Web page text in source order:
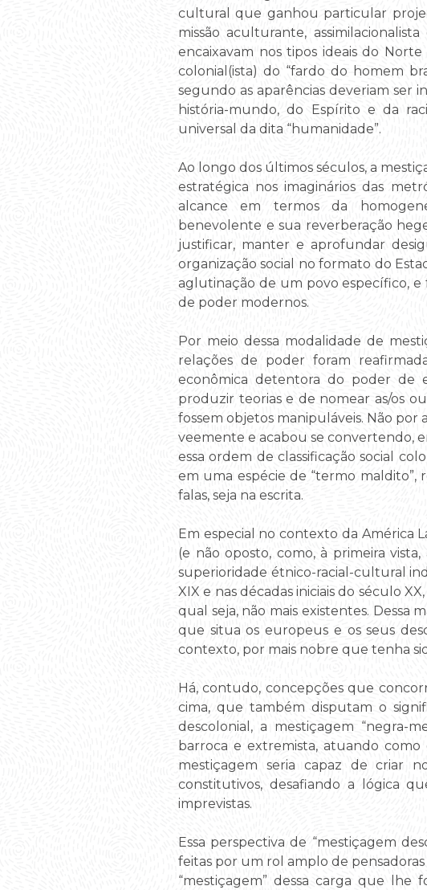
cultural que ganhou particular
missão aculturante,
encaixavam nos tipos ideais do
colonial(ista) do “fardo do homem
segundo as aparências deveriam ser
história-mundo, do Espírito e da
universal da dita “humanidade”.
Ao longo dos últimos séculos, a
estratégica nos imaginários das
alcance em termos da
benevolente e sua reverberação
justificar, manter e aprofundar
organização social no formato do
aglutinação de um povo específico,
de poder modernos.
Por meio dessa modalidade de
relações de poder foram
econômica detentora do poder de
produzir teorias e de nomear as/os
fossem objetos manipuláveis. Não
veemente e acabou se convertendo,
essa ordem de classificação social
em uma espécie de “termo
falas, seja na escrita.
Em especial no contexto da América
(e não oposto, como, à primeira
superioridade étnico-racial-cultural
XIX e nas décadas iniciais do século
qual seja, não mais existentes. Dessa
que situa os europeus e os seus
contexto, por mais nobre que tenha
Há, contudo, concepções que
cima, que também disputam o
descolonial, a mestiçagem “negra-
barroca e extremista, atuando como
mestiçagem seria capaz de criar
constitutivos, desafiando a lógica
imprevistas.
Essa perspectiva de “mestiçagem
feitas por um rol amplo de
“mestiçagem” dessa carga que lhe